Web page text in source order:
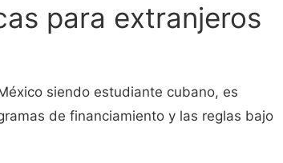
para extranjeros
siendo estudiante cubano, es
de financiamiento y las reglas bajo